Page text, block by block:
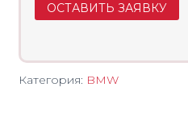
ОСТАВИТЬ ЗАЯВКУ
Категория: BMW